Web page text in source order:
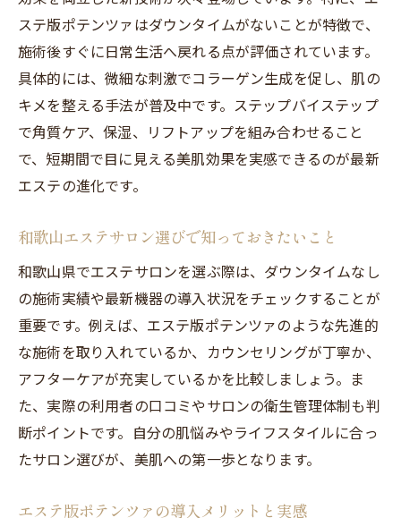
ステ版ポテンツァはダウンタイムがないことが特徴で、
施術後すぐに日常生活へ戻れる点が評価されています。
具体的には、微細な刺激でコラーゲン生成を促し、肌の
キメを整える手法が普及中です。ステップバイステップ
で角質ケア、保湿、リフトアップを組み合わせること
で、短期間で目に見える美肌効果を実感できるのが最新
エステの進化です。
和歌山エステサロン選びで知っておきたいこと
和歌山県でエステサロンを選ぶ際は、ダウンタイムなし
の施術実績や最新機器の導入状況をチェックすることが
重要です。例えば、エステ版ポテンツァのような先進的
な施術を取り入れているか、カウンセリングが丁寧か、
アフターケアが充実しているかを比較しましょう。ま
た、実際の利用者の口コミやサロンの衛生管理体制も判
断ポイントです。自分の肌悩みやライフスタイルに合っ
たサロン選びが、美肌への第一歩となります。
エステ版ポテンツァの導入メリットと実感